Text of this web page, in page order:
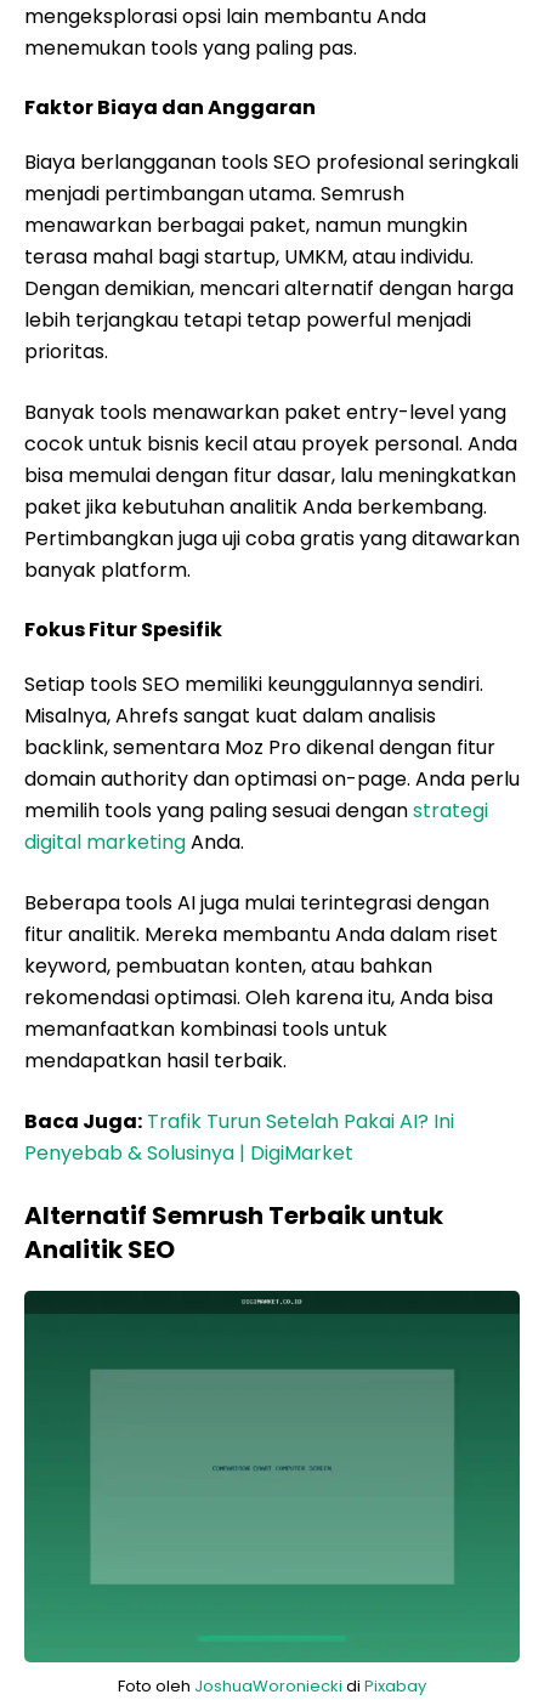
mengeksplorasi opsi lain membantu Anda
menemukan tools yang paling pas.
Faktor Biaya dan Anggaran
Biaya berlangganan tools SEO profesional seringkali
menjadi pertimbangan utama. Semrush
menawarkan berbagai paket, namun mungkin
terasa mahal bagi startup, UMKM, atau individu.
Dengan demikian, mencari alternatif dengan harga
lebih terjangkau tetapi tetap powerful menjadi
prioritas.
Banyak tools menawarkan paket entry-level yang
cocok untuk bisnis kecil atau proyek personal. Anda
bisa memulai dengan fitur dasar, lalu meningkatkan
paket jika kebutuhan analitik Anda berkembang.
Pertimbangkan juga uji coba gratis yang ditawarkan
banyak platform.
Fokus Fitur Spesifik
Setiap tools SEO memiliki keunggulannya sendiri.
Misalnya, Ahrefs sangat kuat dalam analisis
backlink, sementara Moz Pro dikenal dengan fitur
domain authority dan optimasi on-page. Anda perlu
memilih tools yang paling sesuai denganstrategi
digital marketingAnda.
Beberapa tools AI juga mulai terintegrasi dengan
fitur analitik. Mereka membantu Anda dalam riset
keyword, pembuatan konten, atau bahkan
rekomendasi optimasi. Oleh karena itu, Anda bisa
memanfaatkan kombinasi tools untuk
mendapatkan hasil terbaik.
Baca Juga: Trafik Turun Setelah Pakai AI? Ini
Penyebab & Solusinya | DigiMarket
Alternatif Semrush Terbaik untuk
Analitik SEO
Foto oleh JoshuaWoroniecki di Pixabay